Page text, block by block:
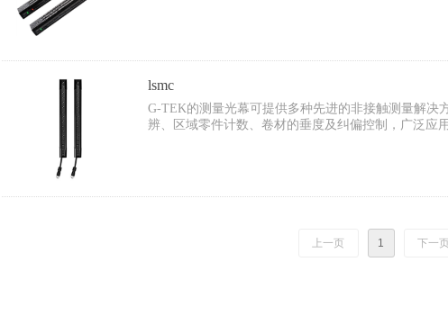
lsmc
​G-TEK的测量光幕可提供多种先进的非接触测量解决
辨、区域零件计数、卷材的垂度及纠偏控制，广泛应
上一页 1 下一页